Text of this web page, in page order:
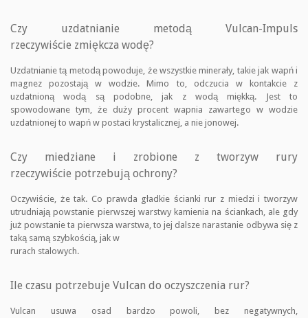
Czy uzdatnianie metodą Vulcan-Impuls
rzeczywiście zmiękcza wodę?
Uzdatnianie tą metodą powoduje, że wszystkie minerały, takie jak wapń i
magnez pozostają w wodzie. Mimo to, odczucia w kontakcie z
uzdatnioną wodą są podobne, jak z wodą miękką. Jest to
spowodowane tym, że duży procent wapnia zawartego w wodzie
uzdatnionej to wapń w postaci krystalicznej, a nie jonowej.
Czy miedziane i zrobione z tworzyw rury
rzeczywiście potrzebują ochrony?
Oczywiście, że tak. Co prawda gładkie ścianki rur z miedzi i tworzyw
utrudniają powstanie pierwszej warstwy kamienia na ściankach, ale gdy
już powstanie ta pierwsza warstwa, to jej dalsze narastanie odbywa się z
taką samą szybkością, jak w
rurach stalowych.
Ile czasu potrzebuje Vulcan do oczyszczenia rur?
Vulcan usuwa osad bardzo powoli, bez negatywnych,